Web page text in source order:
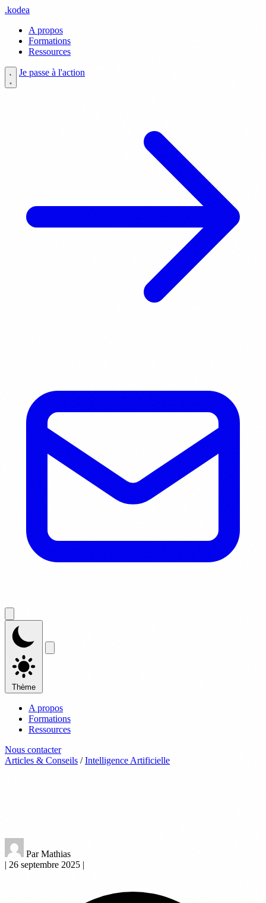
.kodea
A propos
Formations
Ressources
Je passe à l'action
Thème
A propos
Formations
Ressources
Nous contacter
Articles & Conseils / Intelligence Artificielle
Par Mathias
| 26 septembre 2025 |